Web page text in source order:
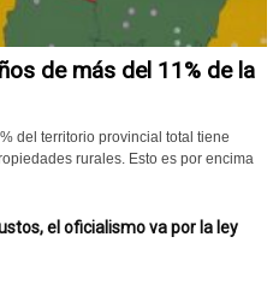
de más del 11% de la
del territorio provincial total tiene
rurales. Esto es por encima
el oficialismo va por la ley